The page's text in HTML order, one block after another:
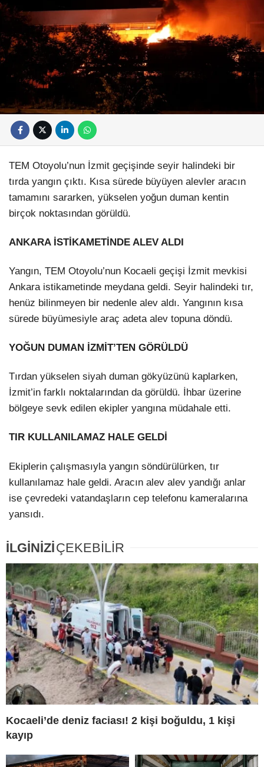
TEM Otoyolu’nun İzmit geçişinde seyir halindeki bir
tırda yangın çıktı. Kısa sürede büyüyen alevler aracın
tamamını sararken, yükselen yoğun duman kentin
birçok noktasından görüldü.
ANKARA İSTİKAMETİNDE ALEV ALDI
Yangın, TEM Otoyolu’nun Kocaeli geçişi İzmit mevkisi
Ankara istikametinde meydana geldi. Seyir halindeki tır,
henüz bilinmeyen bir nedenle alev aldı. Yangının kısa
sürede büyümesiyle araç adeta alev topuna döndü.
YOĞUN DUMAN İZMİT’TEN GÖRÜLDÜ
Tırdan yükselen siyah duman gökyüzünü kaplarken,
İzmit’in farklı noktalarından da görüldü. İhbar üzerine
bölgeye sevk edilen ekipler yangına müdahale etti.
TIR KULLANILAMAZ HALE GELDİ
Ekiplerin çalışmasıyla yangın söndürülürken, tır
kullanılamaz hale geldi. Aracın alev alev yandığı anlar
ise çevredeki vatandaşların cep telefonu kameralarına
yansıdı.
İLGİNİZİÇEKEBİLİR
Kocaeli’de deniz faciası! 2 kişi boğuldu, 1 kişi
kayıp